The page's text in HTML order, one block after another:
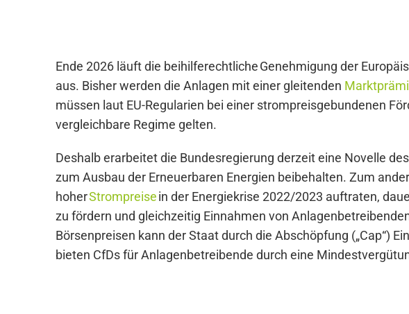
Ende 2026 läuft die beihilferechtliche Genehmigung der
aus. Bisher werden die Anlagen mit einer gleitenden
müssen laut EU-Regularien bei einer strompreisgebundenen
vergleichbare Regime gelten.
Deshalb erarbeitet die Bundesregierung derzeit eine Novelle
zum Ausbau der Erneuerbaren Energien beibehalten. Zum
hoherStrompreisein der Energiekrise 2022/2023 auftraten,
zu fördern und gleichzeitig Einnahmen von
Börsenpreisen kann der Staat durch die Abschöpfung („Cap“)
bieten CfDs für Anlagenbetreibende durch eine